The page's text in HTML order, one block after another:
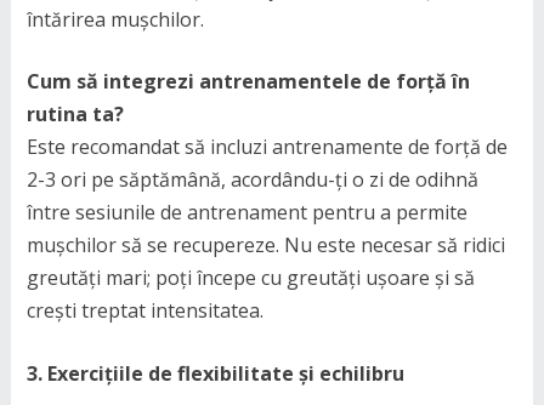
întărirea mușchilor.
Cum să integrezi antrenamentele de forță în
rutina ta?
Este recomandat să incluzi antrenamente de forță de
2-3 ori pe săptămână, acordându-ți o zi de odihnă
între sesiunile de antrenament pentru a permite
mușchilor să se recupereze. Nu este necesar să ridici
greutăți mari; poți începe cu greutăți ușoare și să
crești treptat intensitatea.
3. Exercițiile de flexibilitate și echilibru